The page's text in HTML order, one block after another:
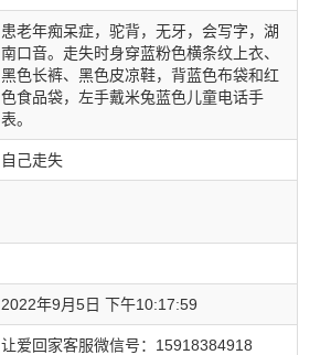
患老年痴呆症，驼背，无牙，会写字，湖
南口音。走失时身穿蓝粉色横条纹上衣、
黑色长裤、黑色皮凉鞋，背蓝色布袋和红
色食品袋，左手戴米兔蓝色儿童电话手
表。
自己走失
2022年9月5日 下午10:17:59
让爱回家客服微信号：15918384918